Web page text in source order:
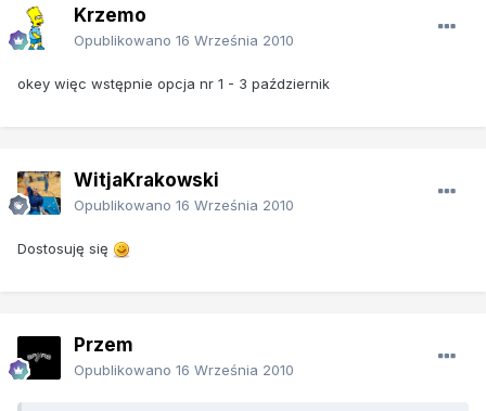
Krzemo
Opublikowano 16 Września 2010
okey więc wstępnie opcja nr 1 - 3 październik
WitjaKrakowski
Opublikowano 16 Września 2010
Dostosuję się
Przem
Opublikowano 16 Września 2010